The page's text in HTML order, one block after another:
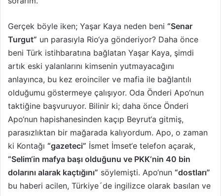
Gerçek böyle iken; Yaşar Kaya neden beni “Senar
Turgut” un parasıyla Rio‘ya gönderiyor? Daha önce
beni Türk istihbaratına bağlatan Yaşar Kaya, şimdi
artık eski yalanlarını kimsenin yutmayacağını
anlayınca, bu kez eroinciler ve mafia ile bağlantılı
olduğumu göstermeye çalışıyor. Oda Önderi Apo‘nun
taktiğine başvuruyor. Bilinir ki; daha önce Önderi
Apo‘nun hapishanesinden kaçıp Beyrut‘a gitmiş,
parasızlıktan bir mağarada kalıyordum. Apo, o zaman
ki Kontağı “gazeteci” İsmet İmset‘e telefon açarak,
“Selim‘in mafya başı olduğunu ve PKK‘nin 40 bin
dolarını alarak kaçtığını” söylemişti. Apo‘nun “dostları”
bu haberi acilen, Türkiye´de ingilizce olarak basılan ve